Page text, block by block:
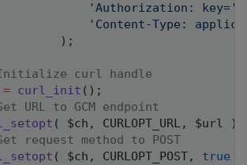
'Authorization: key='
'Content-Type:
) ;
curl handle
= curl_init ( ) ;
URL to GCM endpoint
( $ch , CURLOPT_URL, $url )
request method to POST
( $ch , CURLOPT_POST, true